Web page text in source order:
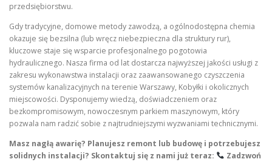
przedsiębiorstwu.
Gdy tradycyjne, domowe metody zawodzą, a ogólnodostępna chemia
okazuje się bezsilna (lub wręcz niebezpieczna dla struktury rur),
kluczowe staje się wsparcie profesjonalnego pogotowia
hydraulicznego. Nasza firma od lat dostarcza najwyższej jakości usługi z
zakresu wykonawstwa instalacji oraz zaawansowanego czyszczenia
systemów kanalizacyjnych na terenie Warszawy, Kobyłki i okolicznych
miejscowości. Dysponujemy wiedzą, doświadczeniem oraz
bezkompromisowym, nowoczesnym parkiem maszynowym, który
pozwala nam radzić sobie z najtrudniejszymi wyzwaniami technicznymi.
Masz nagłą awarię? Planujesz remont lub budowę i potrzebujesz
solidnych instalacji? Skontaktuj się z nami już teraz:
Zadzwoń